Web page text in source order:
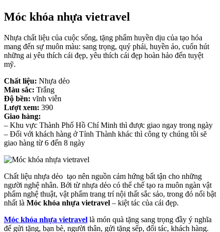
Móc khóa nhựa vietravel
Nhựa chất liệu của cuộc sống, tặng phẩm huyền dịu của tạo hóa
mang đến sự muôn màu: sang trọng, quý phái, huyền ảo, cuốn hút
những ai yêu thích cái đẹp, yêu thích cái đẹp hoàn hảo đến tuyệt
mỹ.
Chất liệu: Nhựa dẻo
Màu sắc: Trắng
Độ bền: vĩnh viễn
Lượt xem: 390
Giao hàng:
– Khu vực Thành Phố Hồ Chí Minh thì được giao ngay trong ngày
– Đối với khách hàng ở Tỉnh Thành khác thì công ty chúng tôi sẽ
giao hàng từ 6 đến 8 ngày
Chất liệu nhựa dẻo tạo nên nguồn cảm hứng bất tận cho những
người nghệ nhân. Bởi từ nhựa dẻo có thể chế tạo ra muôn ngàn vật
phẩm nghệ thuật, vật phẩm trang trí nội thất sắc sảo, trong đó nổi bật
nhất là Móc khóa nhựa vietravel – kiệt tác của cái đẹp.
Móc khóa nhựa vietravel là món quà tặng sang trọng đầy ý nghĩa
để gửi tặng, bạn bè, người thân, gửi tặng sếp, đối tác, khách hàng.